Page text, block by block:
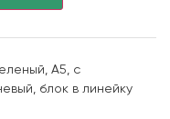
А5, с
блок в линейку